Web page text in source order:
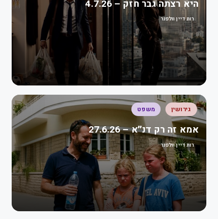
היא רצתה גבר חזק – 4.7.26
רות דיין וולפנר
גירושין משפט
אמא זה רק דנ״א – 27.6.26
רות דיין וולפנר